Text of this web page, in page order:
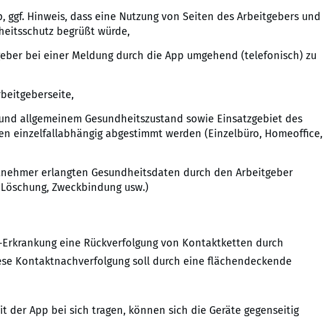
Hinweis, dass eine Nutzung von Seiten des Arbeitgebers und
begrüßt würde,
bei einer Meldung durch die App umgehend (telefonisch) zu
allgemeinem Gesundheitszustand sowie Einsatzgebiet des
einzelfallabhängig abgestimmt werden (Einzelbüro, Homeoffice,
erlangten Gesundheitsdaten durch den Arbeitgeber
Zweckbindung usw.)
eine Rückverfolgung von Kontaktketten durch
Kontaktnachverfolgung soll durch eine flächendeckende
der App bei sich tragen, können sich die Geräte gegenseitig